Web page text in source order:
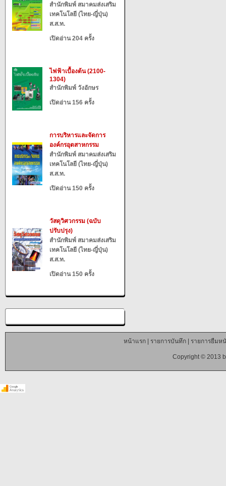
สำนักพิมพ์ สมาคมส่งเสริม
เทคโนโลยี (ไทย-ญี่ปุ่น)
ส.ส.ท.
เปิดอ่าน 204 ครั้ง
ไฟฟ้าเบื้องต้น (2100-
1304)
สำนักพิมพ์ วังอักษร
เปิดอ่าน 156 ครั้ง
การบริหารและจัดการ
องค์กรอุตสาหกรรม
สำนักพิมพ์ สมาคมส่งเสริม
เทคโนโลยี (ไทย-ญี่ปุ่น)
ส.ส.ท.
เปิดอ่าน 150 ครั้ง
วัสดุวิศวกรรม (ฉบับ
ปรับปรุง)
สำนักพิมพ์ สมาคมส่งเสริม
เทคโนโลยี (ไทย-ญี่ปุ่น)
ส.ส.ท.
เปิดอ่าน 150 ครั้ง
หน้าแรก| รายการบันทึก| รายการยืมห
Copyright © 2013